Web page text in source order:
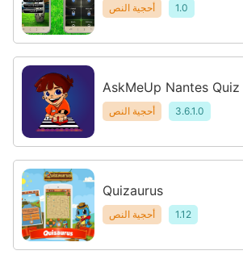
أحجية النص 1.0
AskMeUp Nantes Quiz
أحجية النص 3.6.1.0
Quizaurus
أحجية النص 1.12